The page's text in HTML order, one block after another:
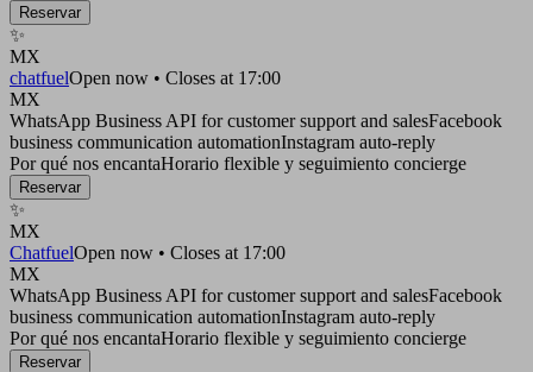
Reservar
✨
MX
chatfuelOpen now • Closes at 17:00
MX
WhatsApp Business API for customer support and salesFacebook
business communication automationInstagram auto-reply
Por qué nos encantaHorario flexible y seguimiento concierge
Reservar
✨
MX
ChatfuelOpen now • Closes at 17:00
MX
WhatsApp Business API for customer support and salesFacebook
business communication automationInstagram auto-reply
Por qué nos encantaHorario flexible y seguimiento concierge
Reservar